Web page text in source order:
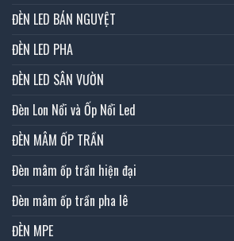
ĐÈN LED BÁN NGUYỆT
ĐÈN LED PHA
ĐÈN LED SÂN VƯỜN
Đèn Lon Nổi và Ốp Nổi Led
ĐÈN MÂM ỐP TRẦN
Đèn mâm ốp trần hiện đại
Đèn mâm ốp trần pha lê
ĐÈN MPE